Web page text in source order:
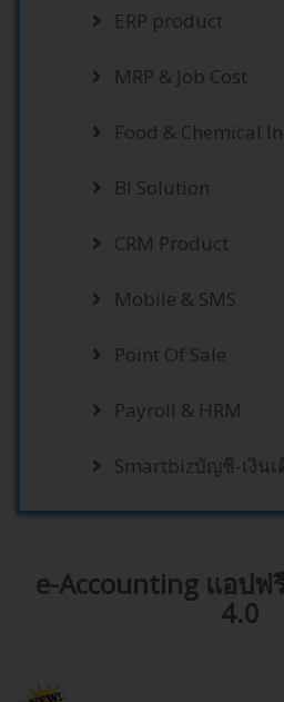
ERP product
MRP & Job Cost
Food & Chemical
BI Solution
CRM Product
Mobile & SMS
Point Of Sale
Payroll & HRM
Smartbizบัญชี-เงิน
e-Accounting แอปฟ
4.0